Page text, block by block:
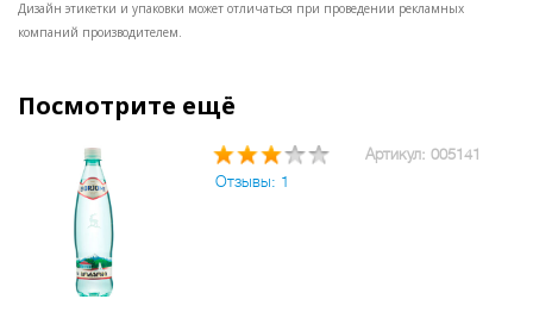
дм3
Дизайн этикетки и упаковки может отличаться при проведении рекламных
компаний производителем.
Посмотрите ещё
Артикул: 005141
Отзывы: 1